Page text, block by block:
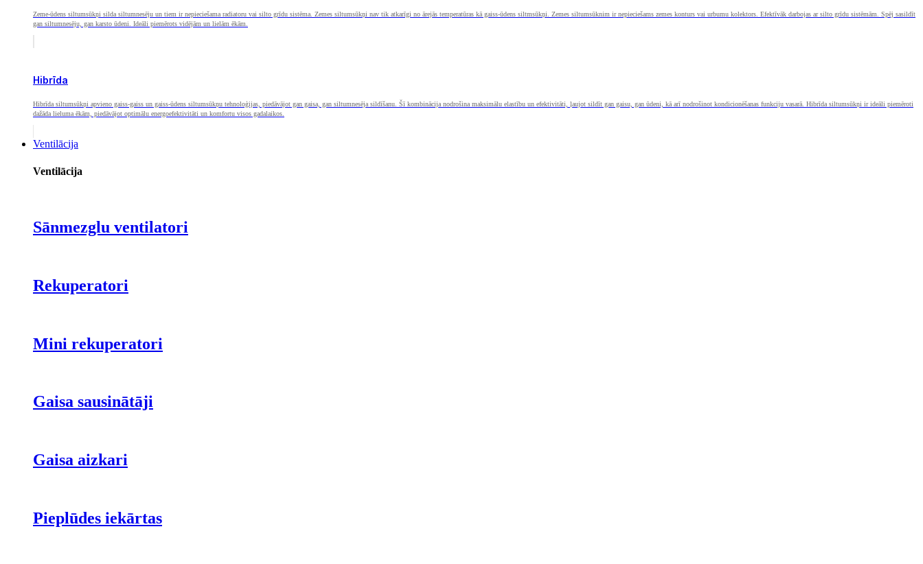
Zeme-ūdens siltumsūkņi silda siltumnesēju un tiem ir nepieciešama radiatoru vai silto grīdu sistēma. Zemes siltumsūkņi nav tik atkarīgi no ārejās temperatūras kā gaiss-ūdens siltmsūkņi. Zemes siltumsūknim ir nepieciešams zemes konturs vai urbumu kolektors. Efektīvāk darbojas ar silto grīdu sistēmām. Spēj sasildīt
gan siltumnesēju, gan karsto ūdeni. Ideāli piemērots vidējām un lielām ēkām.
Hibrīda
Hibrīda siltumsūkņi apvieno gaiss-gaiss un gaiss-ūdens siltumsūkņu tehnoloģijas, piedāvājot gan gaisa, gan siltumnesēja sildīšanu. Šī kombinācija nodrošina maksimālu elastību un efektivitāti, ļaujot sildīt gan gaisu, gan ūdeni, kā arī nodrošinot kondicionēšanas funkciju vasarā. Hibrīda siltumsūkņi ir ideāli piemēroti
dažāda lieluma ēkām, piedāvājot optimālu energoefektivitāti un komfortu visos gadalaikos.
Ventilācija
Ventilācija
Sānmezglu ventilatori
Rekuperatori
Mini rekuperatori
Gaisa sausinātāji
Gaisa aizkari
Pieplūdes iekārtas